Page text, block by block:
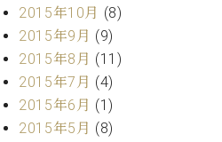
ア
フ
タ
サ
ー
2015年10月 (8)
2015年9月 (9)
2015年8月 (11)
2015年7月 (4)
2015年6月 (1)
2015年5月 (8)